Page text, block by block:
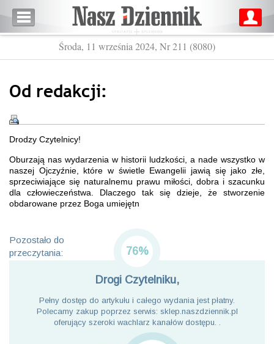
Środa, 11 września 2024, Nr 211 (8080)
Od redakcji:
Drodzy Czytelnicy!
Oburzają nas wydarzenia w historii ludzkości, a nade wszystko w
naszej Ojczyźnie, które w świetle Ewangelii jawią się jako złe,
sprzeciwiające się naturalnemu prawu miłości, dobra i szacunku
dla człowieczeństwa. Dlaczego tak się dzieje, że stworzenie
obdarowane przez Boga umiejętn
Pozostało do
przeczytania:
76%
Drogi Czytelniku,
Pełny dostęp do artykułu i całego wydania jest płatny.
Polecamy zakup poprzez serwis: sklep.naszdziennik.pl
oferujący szeroki wachlarz kanałów dostępu. .